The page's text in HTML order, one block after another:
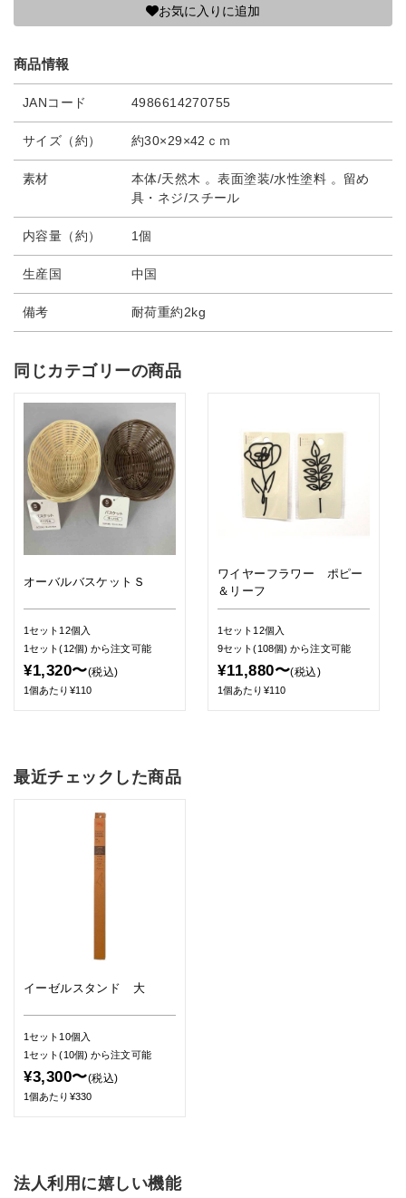
お気に入りに追加
商品情報
JANコード 4986614270755
サイズ（約） 約30×29×42ｃｍ
素材
本体/天然木 。表面塗装/水性塗料 。留め
具・ネジ/スチール
内容量（約） 1個
生産国 中国
備考 耐荷重約2kg
同じカテゴリーの商品
オーバルバスケットＳ
1セット12個入
1セット(12個)から注文可能
¥1,320〜(税込)
1個あたり¥110
ワイヤーフラワー ポピー
＆リーフ
1セット12個入
9セット(108個)から注文可能
¥11,880〜(税込)
1個あたり¥110
最近チェックした商品
イーゼルスタンド 大
1セット10個入
1セット(10個)から注文可能
¥3,300〜(税込)
1個あたり¥330
法人利用に嬉しい機能